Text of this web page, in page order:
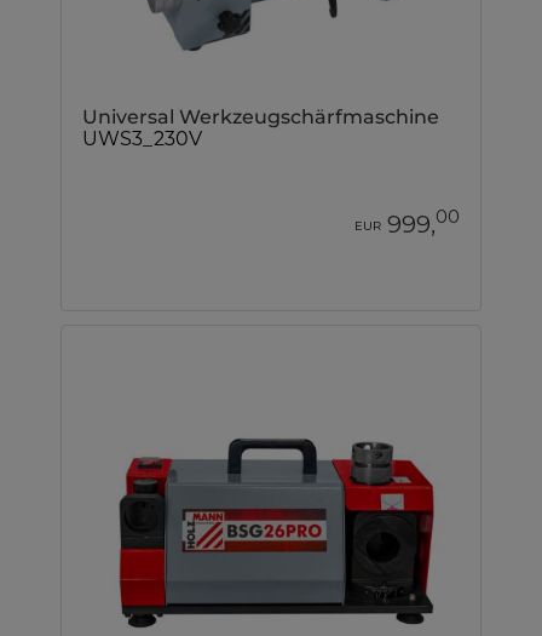
Universal Werkzeugschärfmaschine
UWS3_230V
EUR 999,00